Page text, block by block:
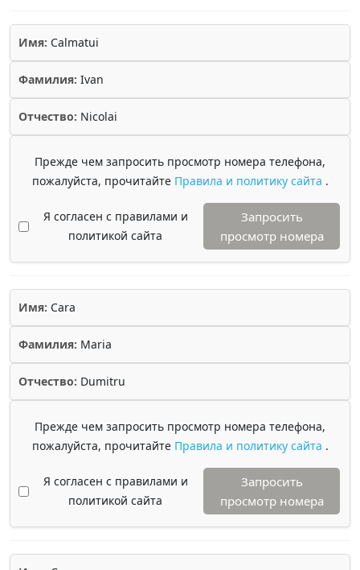
Имя: Calmatui
Фамилия: Ivan
Отчество: Nicolai
Прежде чем запросить просмотр номера телефона,
пожалуйста, прочитайте Правила и политику сайта .
Я согласен с правилами и
политикой сайта
Запросить
просмотр номера
Имя: Cara
Фамилия: Maria
Отчество: Dumitru
Прежде чем запросить просмотр номера телефона,
пожалуйста, прочитайте Правила и политику сайта .
Я согласен с правилами и
политикой сайта
Запросить
просмотр номера